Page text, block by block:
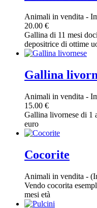
Animali in vendita -
20.00 €
Gallina di 11 mesi
depositrice di ottime
Gallina
Animali in vendita -
15.00 €
Gallina livornese di 1
euro
Cocorite
Animali in vendita -
Vendo cocorita
mesi età